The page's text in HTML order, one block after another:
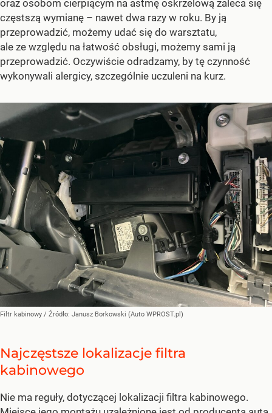
oraz osobom cierpiącym na astmę oskrzelową zaleca się
częstszą wymianę – nawet dwa razy w roku. By ją
przeprowadzić, możemy udać się do warsztatu,
ale ze względu na łatwość obsługi, możemy sami ją
przeprowadzić. Oczywiście odradzamy, by tę czynność
wykonywali alergicy, szczególnie uczuleni na kurz.
Filtr kabinowy / Źródło: Janusz Borkowski (Auto WPROST.pl)
Najczęstsze lokalizacje filtra
kabinowego
Nie ma reguły, dotyczącej lokalizacji filtra kabinowego.